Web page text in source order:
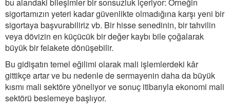
sigortamızın yeteri kadar güvenlikte olmadığına karşı yeni bir
sigortaya başvurabiliriz vb. Bir hisse senedinin, bir tahvilin
veya dövizin en küçücük bir değer kaybı bile çoğalarak
büyük bir felakete dönüşebilir.
Bu gidişatın temel eğilimi olarak mali işlemlerdeki kâr
gittikçe artar ve bu nedenle de sermayenin daha da büyük
kısmı mali sektöre yöneliyor ve sonuç itibarıyla ekonomi mali
sektörü beslemeye başlıyor.